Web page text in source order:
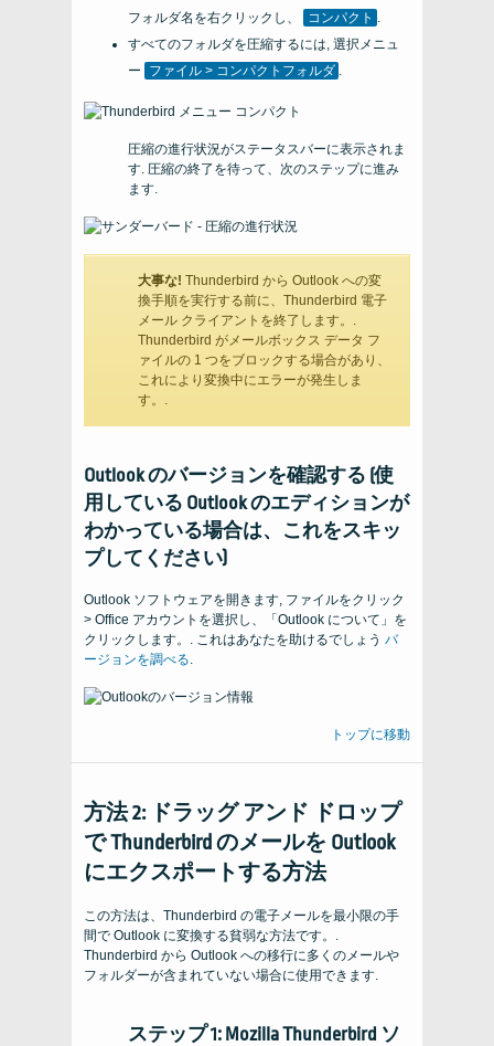
フォルダ名を右クリックし、
コンパクト
すべてのフォルダを圧縮するには, 選択メニュ
ー
ファイル > コンパクトフォルダ
圧縮の進行状況がステータスバーに表示されま
す. 圧縮の終了を待って、次のステップに進み
ます.
大事な! Thunderbird から Outlook への変
換手順を実行する前に、Thunderbird 電子
メール クライアントを終了します。.
Thunderbird がメールボックス データ フ
ァイルの 1 つをブロックする場合があり、
これにより変換中にエラーが発生しま
す。.
Outlook のバージョンを確認する (使
用している Outlook のエディションが
わかっている場合は、これをスキッ
プしてください)
Outlook ソフトウェアを開きます, ファイルをクリック
> Office アカウントを選択し、「Outlook について」を
クリックします。. これはあなたを助けるでしょう バ
ージョンを調べる
トップに移動
方法 2: ドラッグ アンド ドロップ
で Thunderbird のメールを Outlook
にエクスポートする方法
この方法は、Thunderbird の電子メールを最小限の手
間で Outlook に変換する貧弱な方法です。.
Thunderbird から Outlook への移行に多くのメールや
フォルダーが含まれていない場合に使用できます.
ステップ 1: Mozilla Thunderbird ソ